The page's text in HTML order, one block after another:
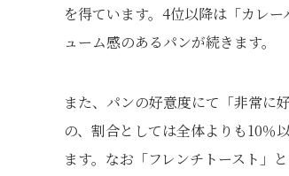
を得ています。4位以降は「カレ
ューム感のあるパンが続きます。
また、パンの好意度にて「非常に
の、割合としては全体よりも10％
ます。なお「フレンチトースト」